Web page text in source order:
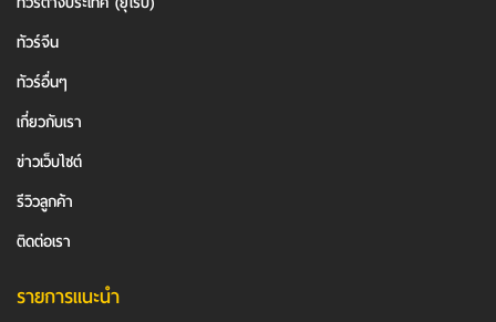
ทัวร์จีน
ทัวร์อื่นๆ
เกี่ยวกับเรา
ข่าวเว็บไซต์
รีวิวลูกค้า
ติดต่อเรา
รายการแนะนำ